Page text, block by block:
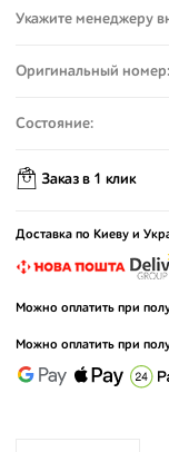
Укажите менеджеру
Оригинальный номер:
Состояние:
Заказ в 1 клик
Доставка по Киеву и
Можно оплатить при
Можно оплатить при